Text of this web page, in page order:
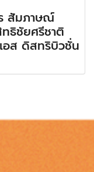
สัมภาษณ์
ธิชัยศรีชาติ
อส ดิสทริบิวชั่น